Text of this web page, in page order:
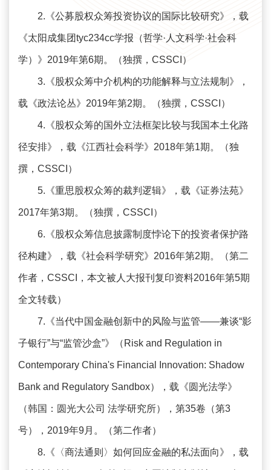
2.《公募股权众筹投资协议的国际比较研究》，载
《太阳成集团tyc234cc学报（哲学·人文科学·社会科
学）》2019年第6期。（独撰，CSSCI）
3.《股权众筹中介机构的功能解释与立法规制》，
载《政法论丛》2019年第2期。（独撰，CSSCI）
4.《股权众筹的国外立法框架比较与我国本土化路
径安排》，载《江西社会科学》2018年第1期。（独
撰，CSSCI）
5.《重思股权众筹的裁判逻辑》，载《证券法苑》
2017年第3期。（独撰，CSSCI）
6.《股权众筹信息披露制度悖论下的投资者保护路
径构建》，载《社会科学研究》2016年第2期。（第二
作者，CSSCI，本文被人大报刊复印资料2016年第5期
全文转载）
7.《当代中国金融创新中的风险与监管——兼谈“影
子银行”与“监管沙盒”》（Risk and Regulation in
Contemporary China's Financial Innovation: Shadow
Bank and Regulatory Sandbox），载《圆光法学》
（韩国：圆光大公司 法学研究所），第35卷（第3
号），2019年9月。（第二作者）
8.《〈商法通则〉如何回应金融的私法面向》，载